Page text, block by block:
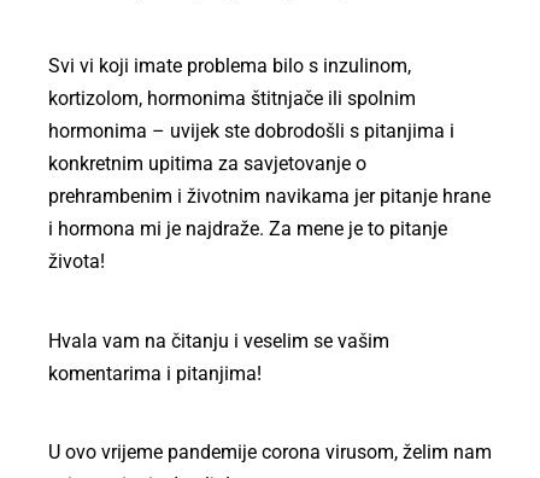
Svi vi koji imate problema bilo s inzulinom,
kortizolom, hormonima štitnjače ili spolnim
hormonima – uvijek ste dobrodošli s pitanjima i
konkretnim upitima za savjetovanje o
prehrambenim i životnim navikama jer pitanje hrane
i hormona mi je najdraže. Za mene je to pitanje
života!
Hvala vam na čitanju i veselim se vašim
komentarima i pitanjima!
U ovo vrijeme pandemije corona virusom, želim nam